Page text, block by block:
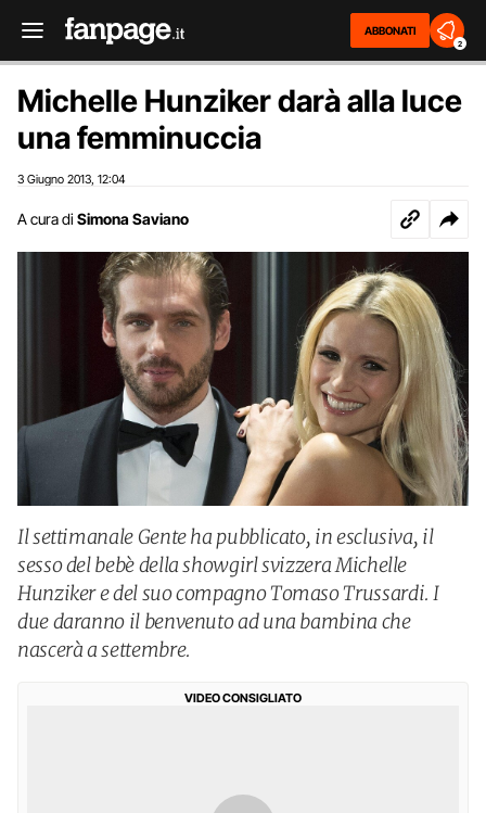
ABBONATI
2
Michelle Hunziker darà alla luce
una femminuccia
3 Giugno 2013 12:04
A cura di Simona Saviano
Il settimanale Gente ha pubblicato, in esclusiva, il
sesso del bebè della showgirl svizzera Michelle
Hunziker e del suo compagno Tomaso Trussardi. I
due daranno il benvenuto ad una bambina che
nascerà a settembre.
VIDEO CONSIGLIATO